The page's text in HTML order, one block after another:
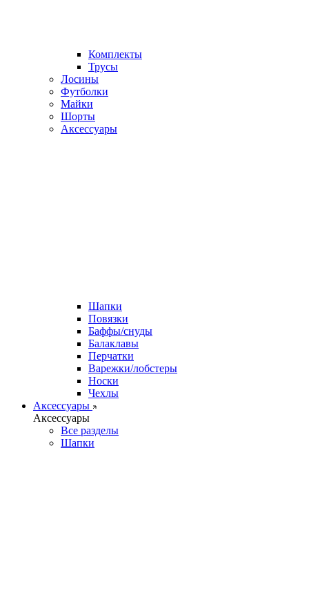
Комплекты
Трусы
Лосины
Футболки
Майки
Шорты
Аксессуары
Шапки
Повязки
Баффы/снуды
Балаклавы
Перчатки
Варежки/лобстеры
Носки
Чехлы
Аксессуары
Аксессуары
Все разделы
Шапки